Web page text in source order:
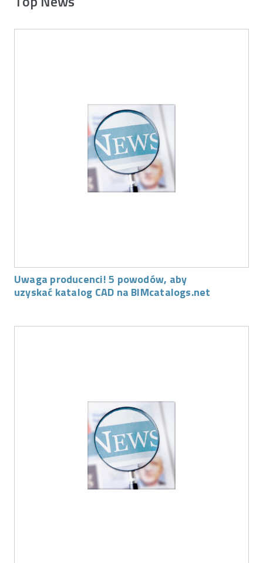
Uwaga producenci! 5 powodów, aby
uzyskać katalog CAD na BIMcatalogs.net